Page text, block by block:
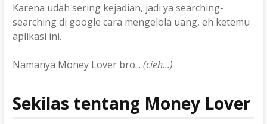
Karena udah sering kejadian, jadi ya searching-
searching di google cara mengelola uang, eh ketemu
aplikasi ini.
Namanya Money Lover bro... (cieh...)
Sekilas tentang Money Lover